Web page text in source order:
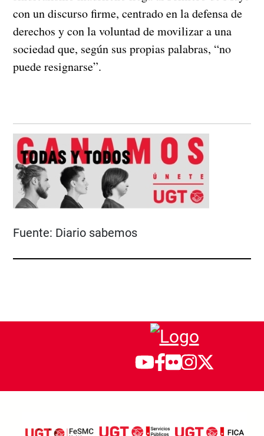
con un discurso firme, centrado en la defensa de
derechos y con la voluntad de movilizar a una
sociedad que, según sus propias palabras, “no
puede resignarse”.
Fuente: Diario sabemos